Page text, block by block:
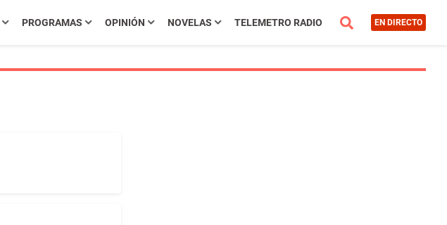
PROGRAMAS OPINIÓN NOVELAS TELEMETRO RADIO EN DIRECTO